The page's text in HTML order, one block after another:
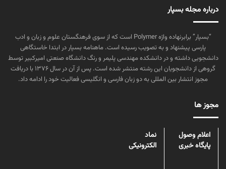
درباره مجله بسپار
“بسپار” برابرنهاده واژه Polymer است که از سوی فرهنگستان علوم و زبان و ادب
پارسی پیشنهاد و به تصویب رسیده است. ماهنامه بسپار در ابتدا خاستگاهی
دانشجویی داشته و در دانشکده مهندسی پلیمر و رنگ دانشگاه صنعتی امیرکبیر توسط
گروهی از دانشجویان این رشته منتشر شده است. پس از آن در سال ۱۳۷۶ با دریافت
مجوز انتشار بین المللی به دو زبان فارسی و انگلیسی فعالیت خود را ادامه داد.
مجوز ها
اعلام وصول
پایگاه خبری
نماد
الکترونیکی